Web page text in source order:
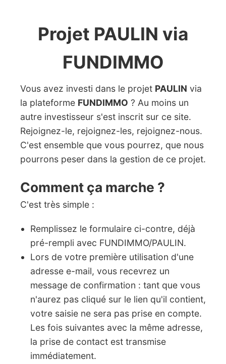
Projet PAULIN via
FUNDIMMO
Vous avez investi dans le projet PAULIN via
la plateforme FUNDIMMO ? Au moins un
autre investisseur s'est inscrit sur ce site.
Rejoignez-le, rejoignez-les, rejoignez-nous.
C'est ensemble que vous pourrez, que nous
pourrons peser dans la gestion de ce projet.
Comment ça marche ?
C'est très simple :
Remplissez le formulaire ci-contre, déjà
pré-rempli avec FUNDIMMO/PAULIN.
Lors de votre première utilisation d'une
adresse e-mail, vous recevrez un
message de confirmation : tant que vous
n'aurez pas cliqué sur le lien qu'il contient,
votre saisie ne sera pas prise en compte.
Les fois suivantes avec la même adresse,
la prise de contact est transmise
immédiatement.